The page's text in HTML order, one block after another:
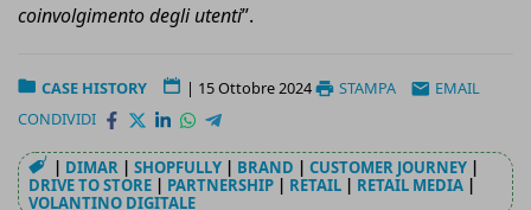
coinvolgimento degli utenti”.
CASE HISTORY | 15 Ottobre 2024 STAMPA
EMAIL
CONDIVIDI
| DIMAR | SHOPFULLY | BRAND | CUSTOMER JOURNEY |
DRIVE TO STORE | PARTNERSHIP | RETAIL | RETAIL MEDIA |
VOLANTINO DIGITALE